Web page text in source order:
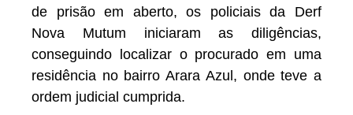
de prisão em aberto, os policiais da Derf
Nova Mutum iniciaram as diligências,
conseguindo localizar o procurado em uma
residência no bairro Arara Azul, onde teve a
ordem judicial cumprida.